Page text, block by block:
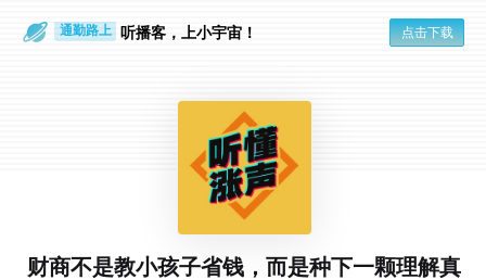
通勤路上 听播客，上小宇宙！ 点击下载
财商不是教小孩子省钱，而是种下一颗理解真